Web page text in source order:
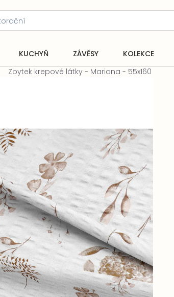
KUCHYŇ ZÁVĚSY KOLEKCE
Zbytek krepové látky - Mariana - 55x160